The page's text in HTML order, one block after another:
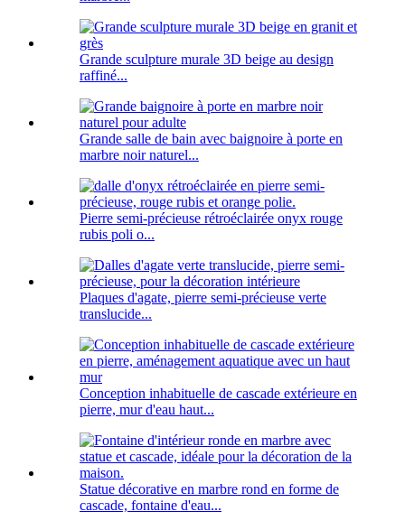
Grande sculpture murale 3D beige au design
raffiné...
Grande salle de bain avec baignoire à porte en
marbre noir naturel...
Pierre semi-précieuse rétroéclairée onyx rouge
rubis poli o...
Plaques d'agate, pierre semi-précieuse verte
translucide...
Conception inhabituelle de cascade extérieure en
pierre, mur d'eau haut...
Statue décorative en marbre rond en forme de
cascade, fontaine d'eau...